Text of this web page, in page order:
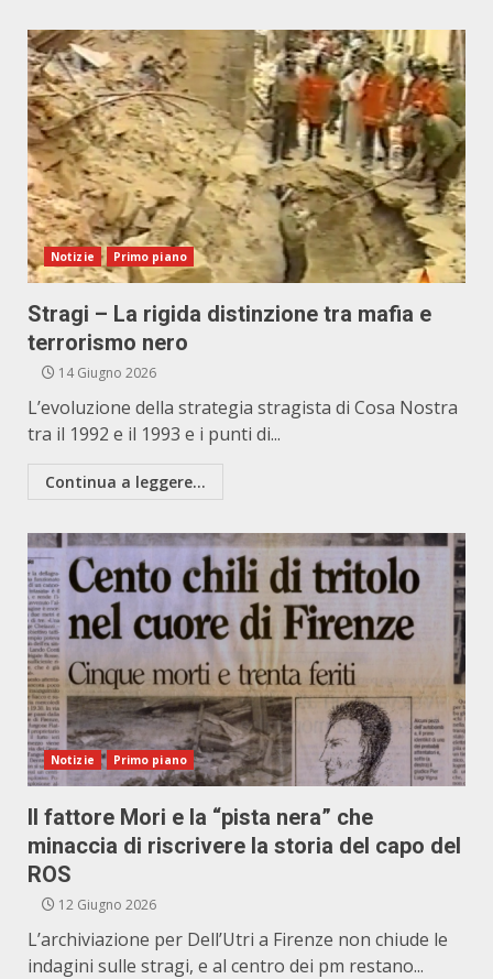
Notizie Primo piano
Stragi – La rigida distinzione tra mafia e
terrorismo nero
14 Giugno 2026
L’evoluzione della strategia stragista di Cosa Nostra
tra il 1992 e il 1993 e i punti di...
Continua a leggere...
Notizie Primo piano
Il fattore Mori e la “pista nera” che
minaccia di riscrivere la storia del capo del
ROS
12 Giugno 2026
L’archiviazione per Dell’Utri a Firenze non chiude le
indagini sulle stragi, e al centro dei pm restano...